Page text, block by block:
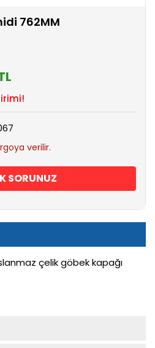
762MM
verilir.
SORUNUZ
çelik göbek kapağı